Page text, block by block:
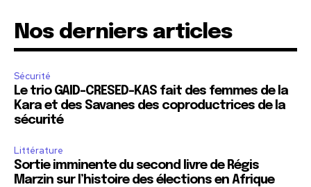
Nos derniers articles
Sécurité
Le trio GAID-CRESED-KAS fait des femmes de la
Kara et des Savanes des coproductrices de la
sécurité
Littérature
Sortie imminente du second livre de Régis
Marzin sur l’histoire des élections en Afrique